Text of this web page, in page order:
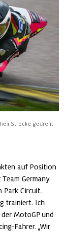
Strecke gedreht
auf Position
Germany
Circuit.
trainiert. Ich
MotoGP und
Fahrer. „Wir